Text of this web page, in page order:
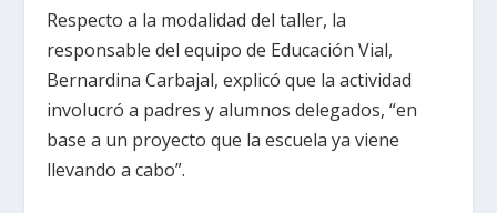
Respecto a la modalidad del taller, la
responsable del equipo de Educación Vial,
Bernardina Carbajal, explicó que la actividad
involucró a padres y alumnos delegados, “en
base a un proyecto que la escuela ya viene
llevando a cabo”.